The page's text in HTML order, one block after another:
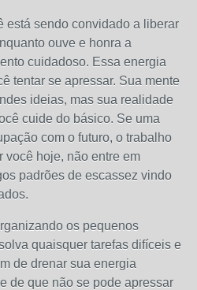
está sendo convidado a liberar
ouve e honra a
cuidadoso. Essa energia
tentar se apressar. Sua mente
ideias, mas sua realidade
cuide do básico. Se uma
com o futuro, o trabalho
você hoje, não entre em
padrões de escassez vindo
os pequenos
quaisquer tarefas difíceis e
de drenar sua energia
de que não se pode apressar